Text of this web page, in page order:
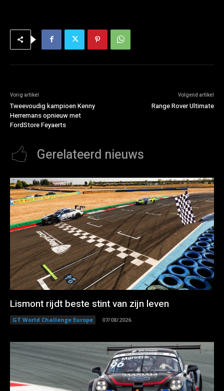
Vorig artikel
Tweevoudig kampioen Kenny
Herremans opnieuw met
FordStore Feyaerts
Volgend artikel
Range Rover Ultimate
Gerelateerd nieuws
Lismont rijdt beste stint van zijn leven
GT World Challenge Europe 07/08/2026